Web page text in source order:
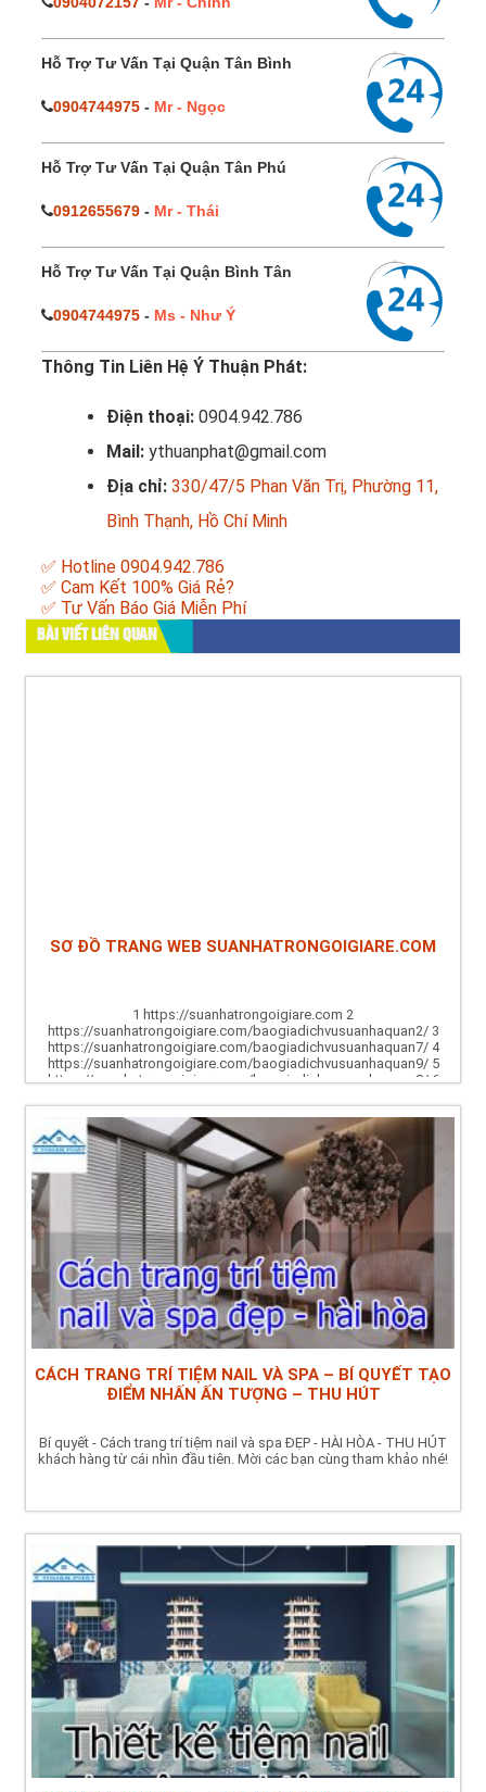
Hỗ Trợ Tư Vấn Tại Quận Tân Bình
0904744975 - Mr - Ngọc
Hỗ Trợ Tư Vấn Tại Quận Tân Phú
0912655679 - Mr - Thái
Hỗ Trợ Tư Vấn Tại Quận Bình Tân
0904744975 - Ms - Như Ý
Thông Tin Liên Hệ Ý Thuận Phát:
Điện thoại: 0904.942.786
Mail: ythuanphat@gmail.com
Địa chỉ: 330/47/5 Phan Văn Trị, Phường 11,
Bình Thạnh, Hồ Chí Minh
✅ Hotline 0904.942.786
✅ Cam Kết 100% Giá Rẻ?
✅ Tư Vấn Báo Giá Miễn Phí
BÀI VIẾT LIÊN QUAN
SƠ ĐỒ TRANG WEB SUANHATRONGOIGIARE.COM
1 https://suanhatrongoigiare.com 2
https://suanhatrongoigiare.com/baogiadichvusuanhaquan2/ 3
https://suanhatrongoigiare.com/baogiadichvusuanhaquan7/ 4
https://suanhatrongoigiare.com/baogiadichvusuanhaquan9/ 5
https://suanhatrongoigiare.com/baogiadichvusuanhaquan8/ 6
https://suanhatrongoigiare.com/baogiadichvusuanhaquan11/ 9
https://suanhatrongoigiare.com/baogiadichvusuanhaquan12/ 10...
CÁCH TRANG TRÍ TIỆM NAIL VÀ SPA – BÍ QUYẾT TẠO
ĐIỂM NHẤN ẤN TƯỢNG – THU HÚT
Bí quyết - Cách trang trí tiệm nail và spa ĐẸP - HÀI HÒA - THU HÚT
khách hàng từ cái nhìn đầu tiên. Mời các bạn cùng tham khảo nhé!